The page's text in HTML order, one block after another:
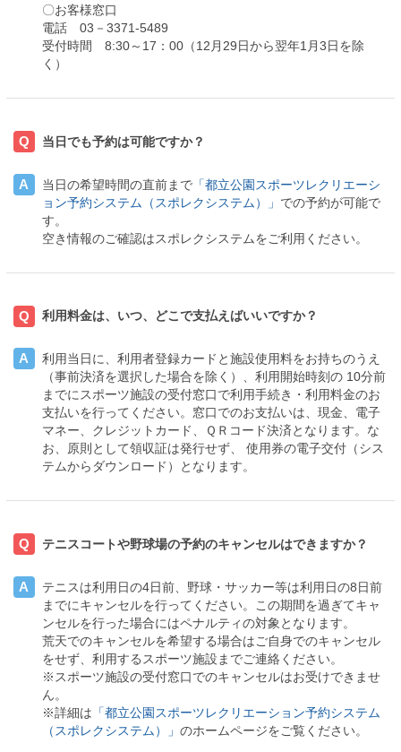
〇お客様窓口
電話 03－3371-5489
受付時間 8:30～17：00（12月29日から翌年1月3日を除
く）
Q 当日でも予約は可能ですか？
A 当日の希望時間の直前まで「都立公園スポーツレクリエーシ
ョン予約システム（スポレクシステム）」 での予約が可能で
す。
空き情報のご確認はスポレクシステムをご利用ください。
Q 利用料金は、いつ、どこで支払えばいいですか？
A
利用当日に、利用者登録カードと施設使用料をお持ちのうえ
（事前決済を選択した場合を除く）、利用開始時刻の10分前
までにスポーツ施設の受付窓口で利用手続き・利用料金のお
支払いを行ってください。窓口でのお支払いは、現金、電子
マネー、クレジットカード、ＱＲコード決済となります。な
お、原則として領収証は発行せず、 使用券の電子交付（シス
テムからダウンロード）となります。
Q テニスコートや野球場の予約のキャンセルはできますか？
A テニスは利用日の4日前、野球・サッカー等は利用日の8 日前
までにキャンセルを行ってください。この期間を過ぎてキャ
ンセルを行った場合にはペナルティの対象となります。
荒天でのキャンセルを希望する場合はご自身でのキャンセル
をせず、利用するスポーツ施設までご連絡ください。
※スポーツ施設の受付窓口でのキャンセルはお受けできませ
ん。
※詳細は 「都立公園スポーツレクリエーション予約システム
（スポレクシステム）」 のホームページをご覧ください。